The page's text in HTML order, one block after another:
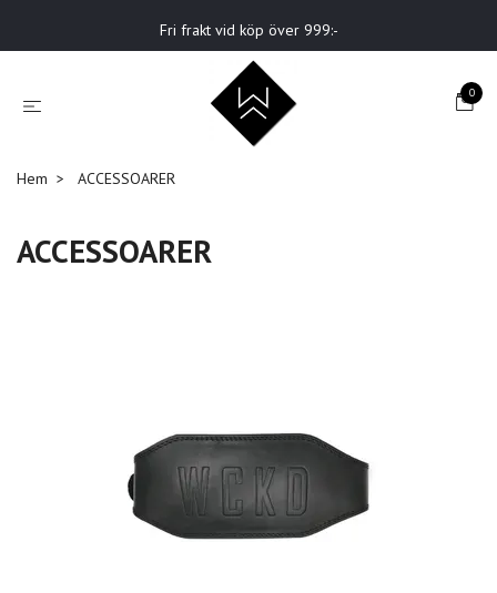
Fri frakt vid köp över 999:-
0
Hem ACCESSOARER
ACCESSOARER